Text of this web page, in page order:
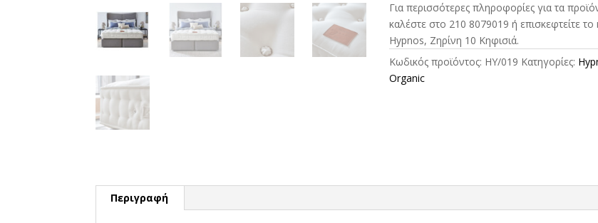
Για περισσότερες πληροφορίες για τα
καλέστε στο 210 8079019 ή επισκεφτείτε το
Hypnos, Ζηρίνη 10 Κηφισιά.
Κωδικός προϊόντος: HY/019 Κατηγορίες:
Organic
Περιγραφή